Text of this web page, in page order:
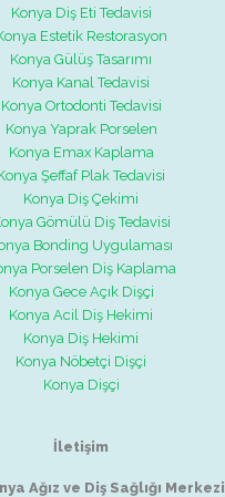
Konya Diş Eti Tedavisi
Estetik Restorasyon
Konya Gülüş Tasarımı
Konya Kanal Tedavisi
Konya Ortodonti Tedavisi
Konya Yaprak Porselen
Konya Emax Kaplama
Şeffaf Plak Tedavisi
Konya Diş Çekimi
Gömülü Diş Tedavisi
Bonding Uygulaması
Porselen Diş Kaplama
Konya Gece Açık Dişçi
Konya Acil Diş Hekimi
Konya Diş Hekimi
Konya Nöbetçi Dişçi
Konya Dişçi
İletişim
Ağız ve Diş Sağlığı Merkezi